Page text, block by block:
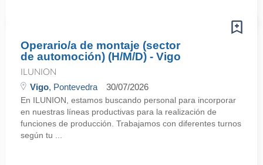
Operario/a de montaje (sector
de automoción) (H/M/D) - Vigo
ILUNION
Vigo, Pontevedra 30/07/2026
En ILUNION, estamos buscando personal para incorporar
en nuestras líneas productivas para la realización de
funciones de producción. Trabajamos con diferentes turnos
según tu ...